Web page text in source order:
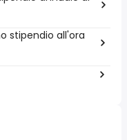
stipendio all'ora